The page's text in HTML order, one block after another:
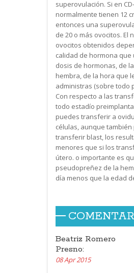
superovulación. Si en
normalmente tienen 12
entonces una
de 20 o más ovocitos. El
ovocitos obtenidos
calidad de hormona que
dosis de hormonas, de
hembra, de la hora que
administras (sobre todo
Con respecto a las
todo estadío
puedes transferir a
células, aunque también
transferir blast, los
menores que si los
útero. o importante es
pseudopreñez de la
día menos que la edad
Beatriz Romero
Presno:
08 Apr 2015